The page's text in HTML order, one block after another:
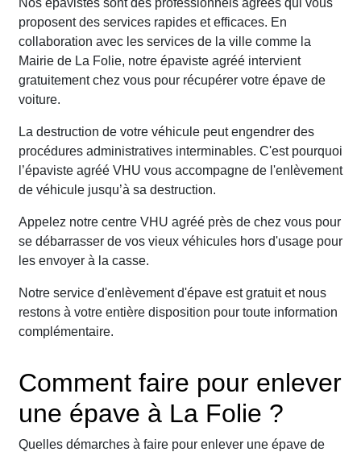
Nos épavistes sont des professionnels agréés qui vous
proposent des services rapides et efficaces. En
collaboration avec les services de la ville comme la
Mairie de La Folie, notre épaviste agréé intervient
gratuitement chez vous pour récupérer votre épave de
voiture.
La destruction de votre véhicule peut engendrer des
procédures administratives interminables. C'est pourquoi
l’épaviste agréé VHU vous accompagne de l'enlèvement
de véhicule jusqu’à sa destruction.
Appelez notre centre VHU agréé près de chez vous pour
se débarrasser de vos vieux véhicules hors d'usage pour
les envoyer à la casse.
Notre service d'enlèvement d'épave est gratuit et nous
restons à votre entière disposition pour toute information
complémentaire.
Comment faire pour enlever
une épave à La Folie ?
Quelles démarches à faire pour enlever une épave de